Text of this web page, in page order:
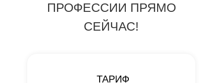
ПРОФЕССИИ ПРЯМО
СЕЙЧАС!
ТАРИФ